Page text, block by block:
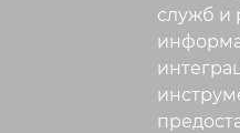
служб и